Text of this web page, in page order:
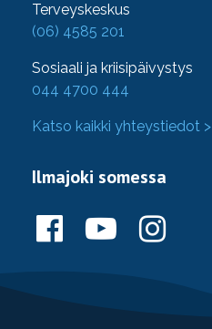
Terveyskeskus
(06) 4585 201
Sosiaali ja kriisipäivystys
044 4700 444
Katso kaikki yhteystiedot >
Ilmajoki somessa